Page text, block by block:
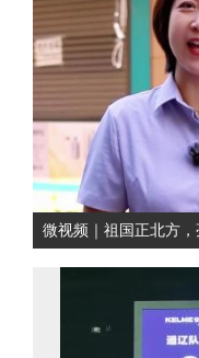
微视频｜祖国正北方